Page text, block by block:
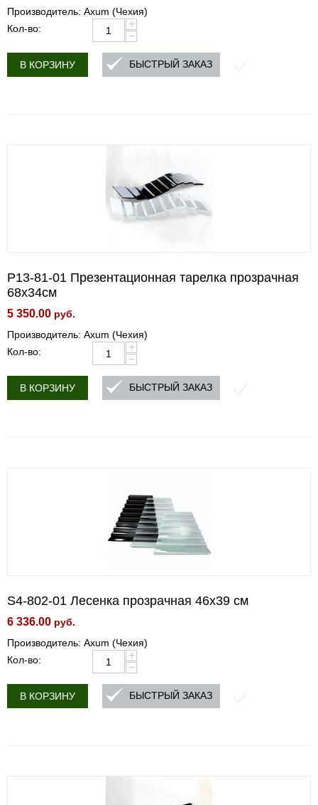
Производитель: Axum (Чехия)
Кол-во:
+
−
В КОРЗИНУ БЫСТРЫЙ ЗАКАЗ
P13-81-01 Презентационная тарелка прозрачная
68x34см
5 350.00 руб.
Производитель: Axum (Чехия)
Кол-во:
+
−
В КОРЗИНУ БЫСТРЫЙ ЗАКАЗ
S4-802-01 Лесенка прозрачная 46х39 см
6 336.00 руб.
Производитель: Axum (Чехия)
Кол-во:
+
−
В КОРЗИНУ БЫСТРЫЙ ЗАКАЗ